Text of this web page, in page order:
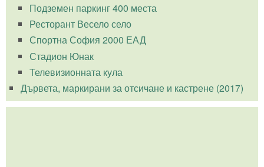
Подземен паркинг 400 места
Ресторант Весело село
Спортна София 2000 ЕАД
Стадион Юнак
Телевизионната кула
Дървета, маркирани за отсичане и кастрене (2017)